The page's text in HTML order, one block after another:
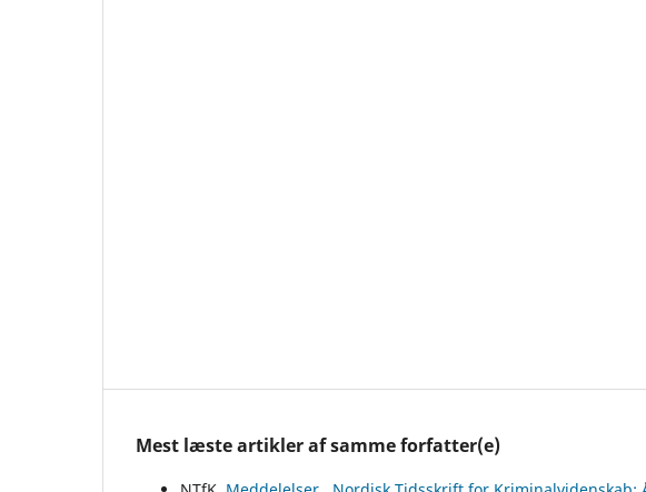
Mest læste artikler af samme forfatter(e)